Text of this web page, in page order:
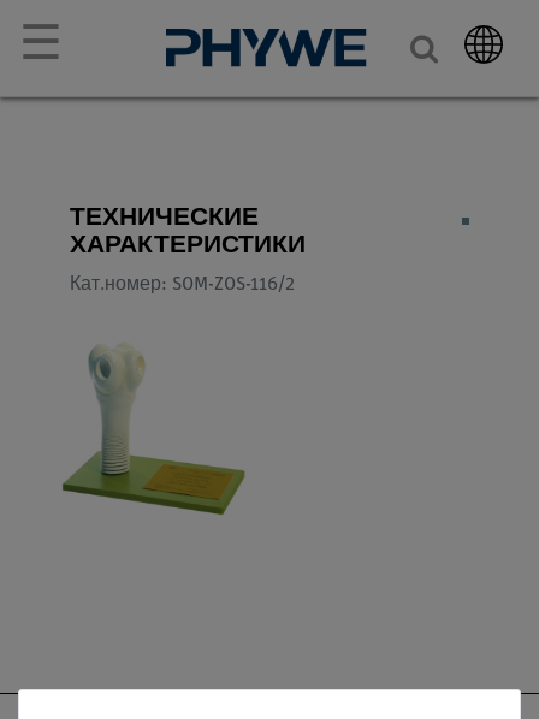
☰
ТЕХНИЧЕСКИЕ
ХАРАКТЕРИСТИКИ
Кат.номер: SOM-ZOS-116/2